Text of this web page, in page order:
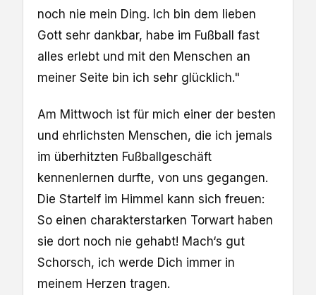
noch nie mein Ding. Ich bin dem lieben
Gott sehr dankbar, habe im Fußball fast
alles erlebt und mit den Menschen an
meiner Seite bin ich sehr glücklich."
Am Mittwoch ist für mich einer der besten
und ehrlichsten Menschen, die ich jemals
im überhitzten Fußballgeschäft
kennenlernen durfte, von uns gegangen.
Die Startelf im Himmel kann sich freuen:
So einen charakterstarken Torwart haben
sie dort noch nie gehabt! Mach‘s gut
Schorsch, ich werde Dich immer in
meinem Herzen tragen.